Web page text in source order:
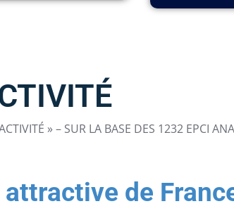
» – SUR LA BASE DES 1232 EPCI
de